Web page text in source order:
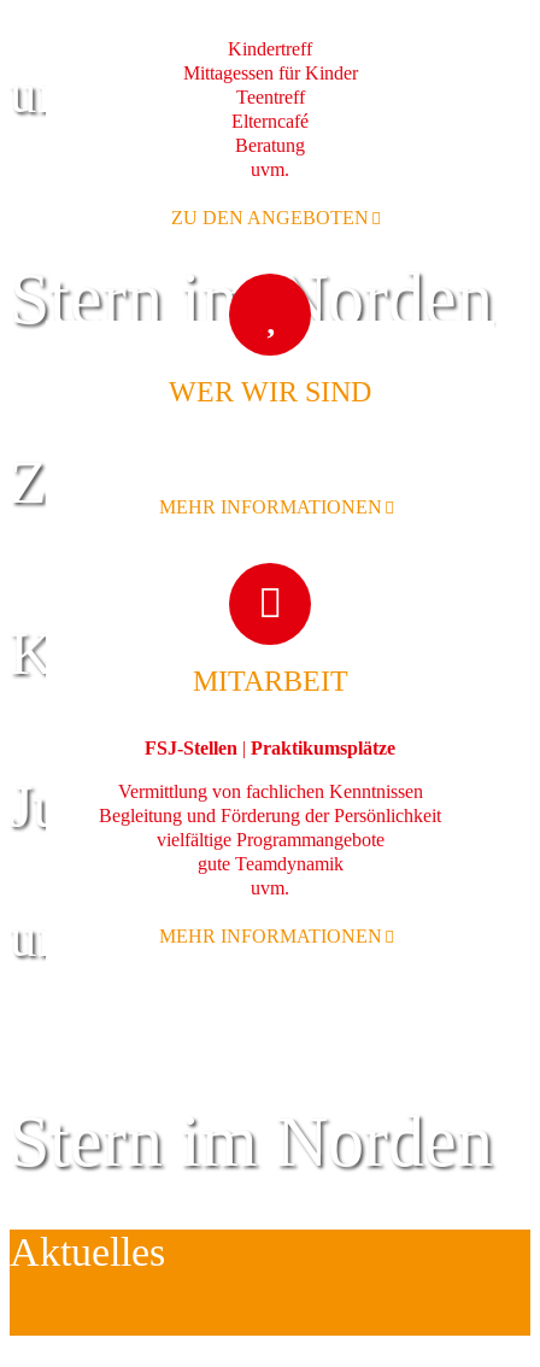
und Familie
Stern im Norden
Zentrum für
Kinder
Jugend
und Familie
Stern im Norden
Zentrum für
Kindertreff
Mittagessen für Kinder
Teentreff
Elterncafé
Beratung
uvm.
ZU DEN ANGEBOTEN
WER WIR SIND
MEHR INFORMATIONEN
MITARBEIT
FSJ-Stellen | Praktikumsplätze
Vermittlung von fachlichen Kenntnissen
Begleitung und Förderung der Persönlichkeit
vielfältige Programmangebote
gute Teamdynamik
uvm.
MEHR INFORMATIONEN
Aktuelles